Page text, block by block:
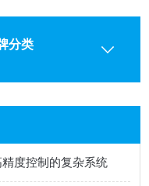
分类
度控制的复杂系统